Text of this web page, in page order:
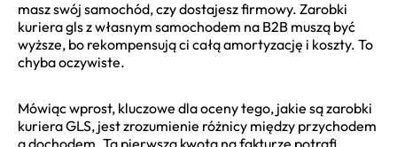
masz swój samochód, czy dostajesz firmowy. Zarobki
kuriera gls z własnym samochodem na B2B muszą być
wyższe, bo rekompensują ci całą amortyzację i koszty. To
chyba oczywiste.
Mówiąc wprost, kluczowe dla oceny tego, jakie są zarobki
kuriera GLS, jest zrozumienie różnicy między przychodem
a dochodem. Ta pierwsza kwota na fakturze potrafi